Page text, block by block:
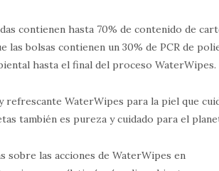
contienen hasta 70% de contenido de
las bolsas contienen un 30% de PCR de
hasta el final del proceso WaterWipes.
refrescante WaterWipes para la piel que
también es pureza y cuidado para el
sobre las acciones de WaterWipes en